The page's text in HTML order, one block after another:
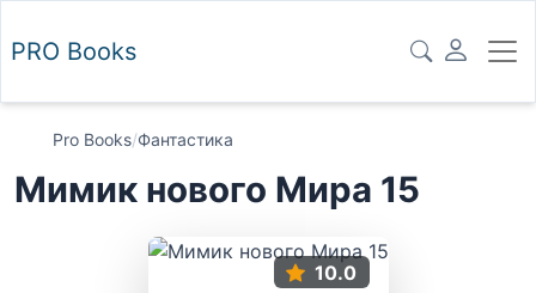
PRO Books
Pro Books/Фантастика
Мимик нового Мира 15
10.0